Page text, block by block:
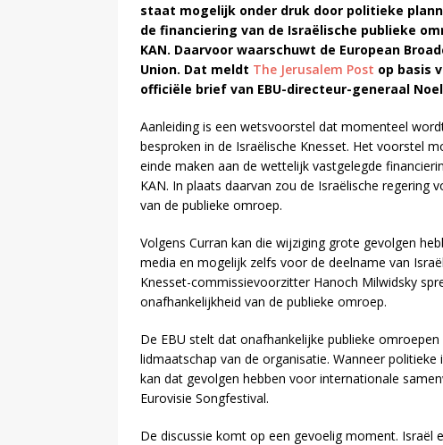
staat mogelijk onder druk door politieke
de financiering van de Israëlische publieke
KAN. Daarvoor waarschuwt de European
Union. Dat meldt The Jerusalem Post op basis
officiële brief van EBU-directeur-generaal
Aanleiding is een wetsvoorstel dat momenteel
besproken in de Israëlische Knesset. Het voorstel
einde maken aan de wettelijk vastgelegde
KAN. In plaats daarvan zou de Israëlische
van de publieke omroep.
Volgens Curran kan die wijziging grote gevolgen
media en mogelijk zelfs voor de deelname van
Knesset-commissievoorzitter Hanoch Milwidsky
onafhankelijkheid van de publieke omroep.
De EBU stelt dat onafhankelijke publieke
lidmaatschap van de organisatie. Wanneer
kan dat gevolgen hebben voor internationale
Eurovisie Songfestival.
De discussie komt op een gevoelig moment. Israël